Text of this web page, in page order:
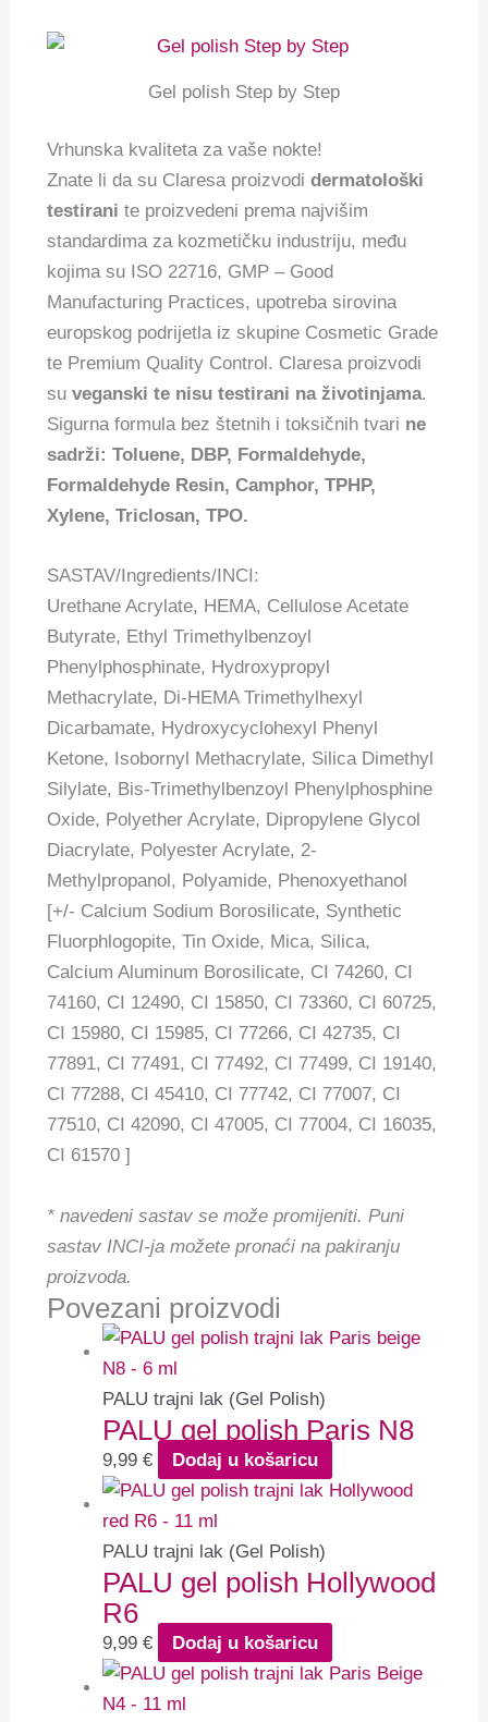
Gel polish Step by Step
Vrhunska kvaliteta za vaše nokte!
Znate li da su Claresa proizvodidermatološki
testirani te proizvedeni prema najvišim
standardima za kozmetičku industriju, među
kojima su ISO 22716, GMP – Good
Manufacturing Practices, upotreba sirovina
europskog podrijetla iz skupine Cosmetic Grade
te Premium Quality Control. Claresa proizvodi
suveganski te nisu testirani na životinjama.
Sigurna formula bez štetnih i toksičnih tvari ne
sadrži: Toluene, DBP, Formaldehyde,
Formaldehyde Resin, Camphor, TPHP,
Xylene, Triclosan, TPO.
SASTAV/Ingredients/INCI:
Urethane Acrylate, HEMA, Cellulose Acetate
Butyrate, Ethyl Trimethylbenzoyl
Phenylphosphinate, Hydroxypropyl
Methacrylate, Di-HEMA Trimethylhexyl
Dicarbamate, Hydroxycyclohexyl Phenyl
Ketone, Isobornyl Methacrylate, Silica Dimethyl
Silylate, Bis-Trimethylbenzoyl Phenylphosphine
Oxide, Polyether Acrylate, Dipropylene Glycol
Diacrylate, Polyester Acrylate, 2-
Methylpropanol, Polyamide, Phenoxyethanol
[+/- Calcium Sodium Borosilicate, Synthetic
Fluorphlogopite, Tin Oxide, Mica, Silica,
Calcium Aluminum Borosilicate, CI 74260, CI
74160, CI 12490, CI 15850, CI 73360, CI 60725,
CI 15980, CI 15985, CI 77266, CI 42735, CI
77891, CI 77491, CI 77492, CI 77499, CI 19140,
CI 77288, CI 45410, CI 77742, CI 77007, CI
77510, CI 42090, CI 47005, CI 77004, CI 16035,
CI 61570 ]
* navedeni sastav se može promijeniti.Puni
sastav INCI-ja možete pronaći na pakiranju
proizvoda.
Povezani proizvodi
PALU trajni lak (Gel Polish)
PALU gel polish Paris N8
9,99€ Dodaj u košaricu
PALU trajni lak (Gel Polish)
PALU gel polish Hollywood
R6
9,99€ Dodaj u košaricu